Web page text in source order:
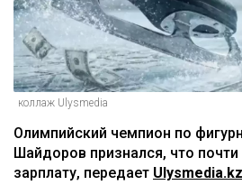
коллаж Ulysmedia
Олимпийский чемпион по
Шайдоров признался, что
зарплату, передает Ulysmedia.kz